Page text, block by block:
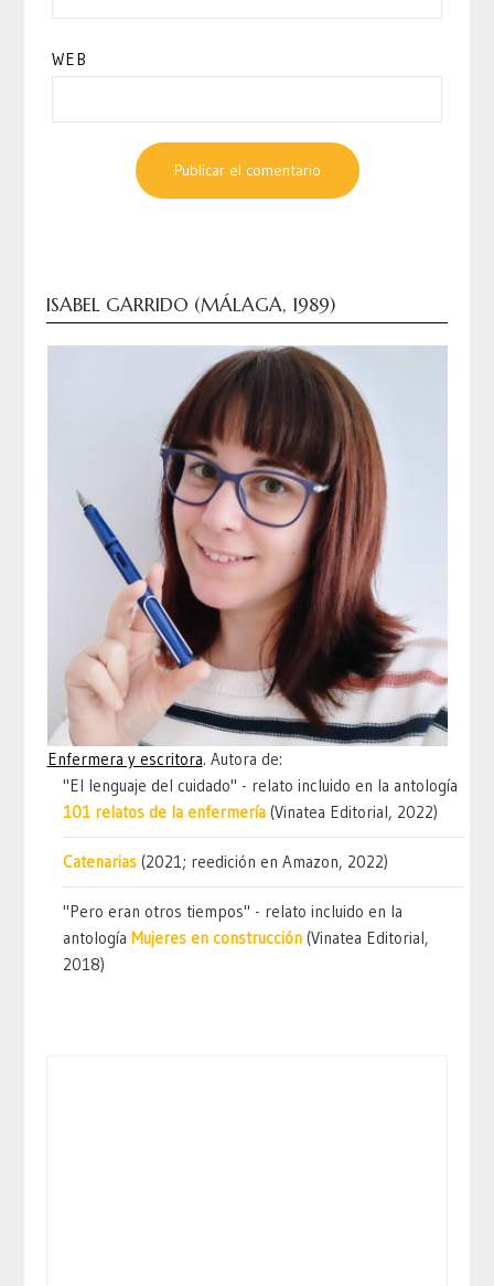
WEB
ISABEL GARRIDO (MÁLAGA, 1989)
Enfermera y escritora. Autora de:
"El lenguaje del cuidado" - relato incluido en la antología
101 relatos de la enfermería (Vinatea Editorial, 2022)
Catenarias (2021; reedición en Amazon, 2022)
"Pero eran otros tiempos" - relato incluido en la
antologíaMujeres en construcción (Vinatea Editorial,
2018)